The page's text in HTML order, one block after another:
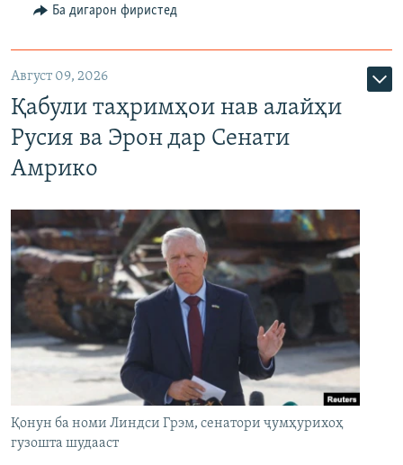
Ба дигарон фиристед
Август 09, 2026
Қабули таҳримҳои нав алайҳи
Русия ва Эрон дар Сенати
Амрико
Қонун ба номи Линдси Грэм, сенатори ҷумҳурихоҳ
гузошта шудааст